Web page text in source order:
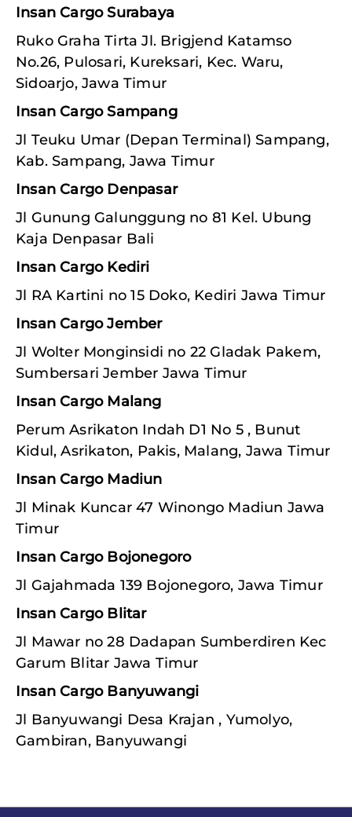
Insan Cargo Surabaya
Ruko Graha Tirta Jl. Brigjend Katamso
No.26, Pulosari, Kureksari, Kec. Waru,
Sidoarjo, Jawa Timur
Insan Cargo Sampang
Jl Teuku Umar (Depan Terminal) Sampang,
Kab. Sampang, Jawa Timur
Insan Cargo Denpasar
Jl Gunung Galunggung no 81 Kel. Ubung
Kaja Denpasar Bali
Insan Cargo Kediri
Jl RA Kartini no 15 Doko, Kediri Jawa Timur
Insan Cargo Jember
Jl Wolter Monginsidi no 22 Gladak Pakem,
Sumbersari Jember Jawa Timur
Insan Cargo Malang
Perum Asrikaton Indah D1 No 5 , Bunut
Kidul, Asrikaton, Pakis, Malang, Jawa Timur
Insan Cargo Madiun
Jl Minak Kuncar 47 Winongo Madiun Jawa
Timur
Insan Cargo Bojonegoro
Jl Gajahmada 139 Bojonegoro, Jawa Timur
Insan Cargo Blitar
Jl Mawar no 28 Dadapan Sumberdiren Kec
Garum Blitar Jawa Timur
Insan Cargo Banyuwangi
Jl Banyuwangi Desa Krajan , Yumolyo,
Gambiran, Banyuwangi